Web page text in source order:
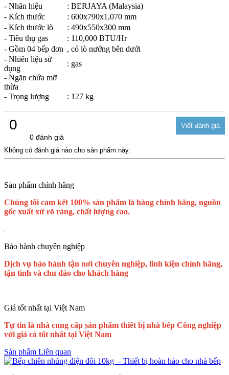
- Nhãn hiệu
: BERJAYA (Malaysia)
- Kích thước
: 600x790x1,070 mm
- Kích thước lò
: 490x550x300 mm
- Tiêu thụ gas
: 110,000 BTU/Hr
- Gồm 04 bếp đơn , có lò nướng bên dưới
- Nhiên liệu sử
dụng
: gas
- Ngăn chứa mỡ
thừa
- Trọng lượng
: 127 kg
0
0 đánh giá
Không có đánh giá nào cho sản phẩm này.
Sản phẩm chính hãng
Chúng tôi cam kết 100% sản phẩm là hàng chính hãng, nguồn
gốc xuất xứ rõ ràng, chất lượng cao.
Bảo hành chuyên nghiệp
Dịch vụ bảo hành tận nơi chuyên nghiệp, linh kiện chính hãng,
tận tình và chu đáo cho khách hàng
Giá tốt nhất tại Việt Nam
Tự tin là nhà cung cấp sản phẩm thiết bị nhà bếp Công nghiệp
với giá cả tốt nhất tại Việt Nam
Sản phẩm Liên quan